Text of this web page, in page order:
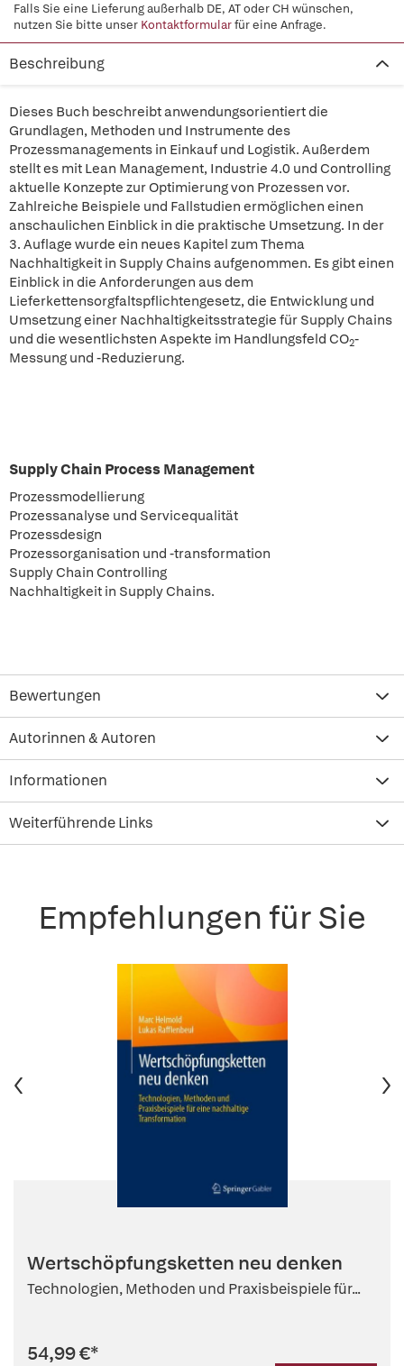
Falls Sie eine Lieferung außerhalb DE, AT oder CH wünschen,
nutzen Sie bitte unser Kontaktformularfür eine Anfrage.
Beschreibung
Dieses Buch beschreibt anwendungsorientiert die
Grundlagen, Methoden und Instrumente des
Prozessmanagements in Einkauf und Logistik. Außerdem
stellt es mit Lean Management, Industrie 4.0 und Controlling
aktuelle Konzepte zur Optimierung von Prozessen vor.
Zahlreiche Beispiele und Fallstudien ermöglichen einen
anschaulichen Einblick in die praktische Umsetzung. In der
3. Auflage wurde ein neues Kapitel zum Thema
Nachhaltigkeit in Supply Chains aufgenommen. Es gibt einen
Einblick in die Anforderungen aus dem
Lieferkettensorgfaltspflichtengesetz, die Entwicklung und
Umsetzung einer Nachhaltigkeitsstrategie für Supply Chains
und die wesentlichsten Aspekte im Handlungsfeld CO2-
Messung und -Reduzierung.
Supply Chain Process Management
Prozessmodellierung
Prozessanalyse und Servicequalität
Prozessdesign
Prozessorganisation und -transformation
Supply Chain Controlling
Nachhaltigkeit in Supply Chains.
Bewertungen
Autorinnen & Autoren
Informationen
Weiterführende Links
Empfehlungen für Sie
Wertschöpfungsketten neu denken
Technologien, Methoden und Praxisbeispiele für...
54,99 €*